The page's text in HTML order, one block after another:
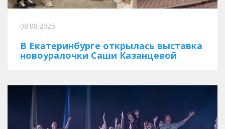
08.08.2025
В Екатеринбурге открылась выставка
новоуралочки Саши Казанцевой